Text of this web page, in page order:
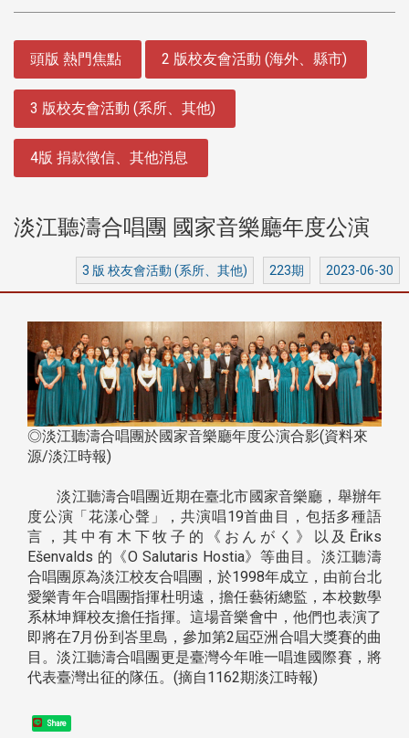
頭版 熱門焦點 2 版校友會活動 (海外、縣市)
3 版校友會活動 (系所、其他)
4版 捐款徵信、其他消息
淡江聽濤合唱團 國家音樂廳年度公演
3 版 校友會活動 (系所、其他) 223期 2023-06-30
◎淡江聽濤合唱團於國家音樂廳年度公演合影(資料來
源/淡江時報)
淡江聽濤合唱團近期在臺北市國家音樂廳，舉辦年
度公演「花漾心聲」，共演唱19首曲目，包括多種語
言，其中有木下牧子的《おんがく》以及Ēriks
Ešenvalds 的《O Salutaris Hostia》等曲目。淡江聽濤
合唱團原為淡江校友合唱團，於1998年成立，由前台北
愛樂青年合唱團指揮杜明遠，擔任藝術總監，本校數學
系林坤輝校友擔任指揮。這場音樂會中，他們也表演了
即將在7月份到峇里島，參加第2屆亞洲合唱大獎賽的曲
目。淡江聽濤合唱團更是臺灣今年唯一唱進國際賽，將
代表臺灣出征的隊伍。(摘自1162期淡江時報)
Share